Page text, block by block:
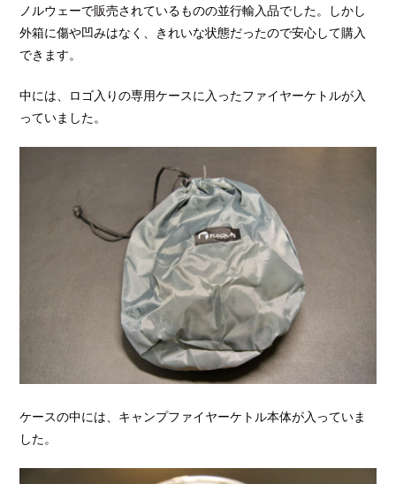
ノルウェーで販売されているものの並行輸入品でした。しかし
外箱に傷や凹みはなく、きれいな状態だったので安心して購入
できます。
中には、ロゴ入りの専用ケースに入ったファイヤーケトルが入
っていました。
ケースの中には、キャンプファイヤーケトル本体が入っていま
した。